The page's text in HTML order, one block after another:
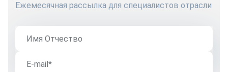
Ежемесячная рассылка для специалистов отрасли